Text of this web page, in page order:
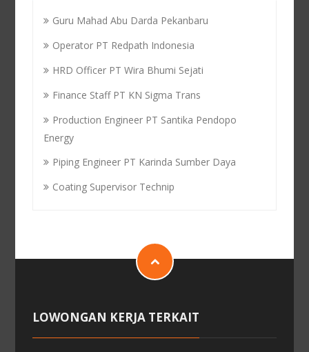
Guru Mahad Abu Darda Pekanbaru
Operator PT Redpath Indonesia
HRD Officer PT Wira Bhumi Sejati
Finance Staff PT KN Sigma Trans
Production Engineer PT Santika Pendopo
Energy
Piping Engineer PT Karinda Sumber Daya
Coating Supervisor Technip
LOWONGAN KERJA TERKAIT